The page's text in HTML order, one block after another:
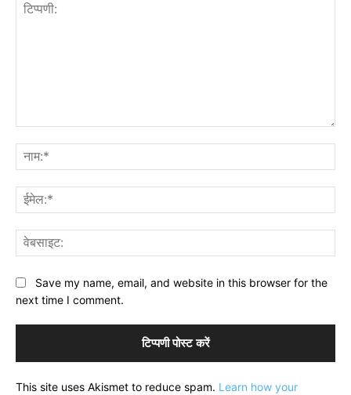
Save my name, email, and website in this browser for the
next time I comment.
This site uses Akismet to reduce spam. Learn how your